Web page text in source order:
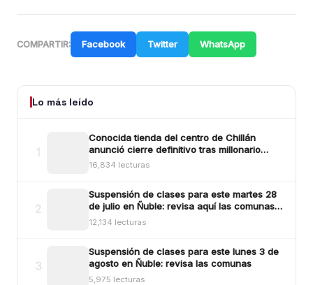
COMPARTIR: Facebook Twitter WhatsApp
Lo más leído
Conocida tienda del centro de Chillán
anunció cierre definitivo tras millonario
robo ocurrido la madrugada del reciente
lunes
16,834 lecturas
Suspensión de clases para este martes 28
de julio en Ñuble: revisa aquí las comunas y
sectores
12,134 lecturas
Suspensión de clases para este lunes 3 de
agosto en Ñuble: revisa las comunas
5,975 lecturas